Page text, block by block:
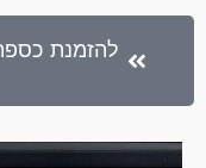
להזמנת